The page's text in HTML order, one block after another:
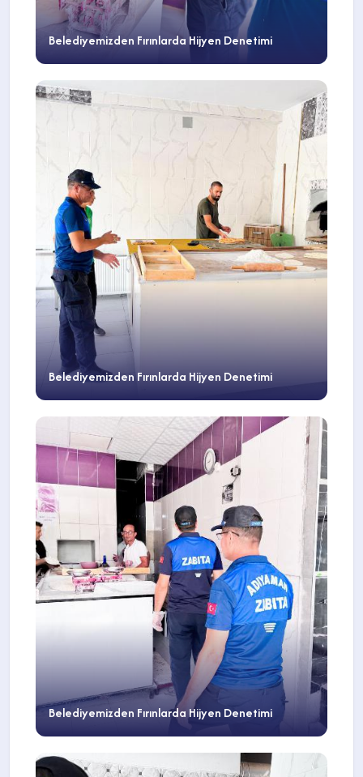
Belediyemizden Fırınlarda Hijyen Denetimi
Belediyemizden Fırınlarda Hijyen Denetimi
Belediyemizden Fırınlarda Hijyen Denetimi